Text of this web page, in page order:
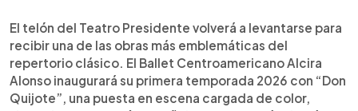
Escuchar artículo
El Ballet Centroamericano Alcira Alonso inaugurará
su primera temporada 2026 con “Don Quijote”,
una vibrante producción que llegará al Teatro
Presidente del 22 al 24 de mayo. Bajo la dirección
artística de Orlando López, la puesta en escena
El telón del Teatro Presidente volverá a levantarse para
recibir una de las obras más emblemáticas del
repertorio clásico. El Ballet Centroamericano Alcira
Alonso inaugurará su primera temporada 2026 con “Don
Quijote”, una puesta en escena cargada de color,